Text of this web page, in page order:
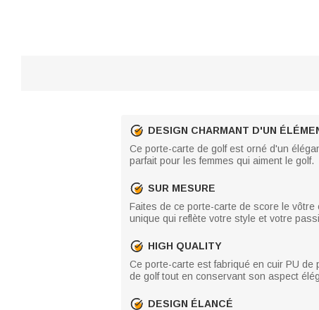
DESIGN CHARMANT D'UN
Ce porte-carte de golf est orné d'un
parfait pour les femmes qui aiment le golf.
SUR MESURE
Faites de ce porte-carte de score le
unique qui reflète votre style et votre
HIGH QUALITY
Ce porte-carte est fabriqué en cuir PU
de golf tout en conservant son aspect
DESIGN ÉLANCÉ